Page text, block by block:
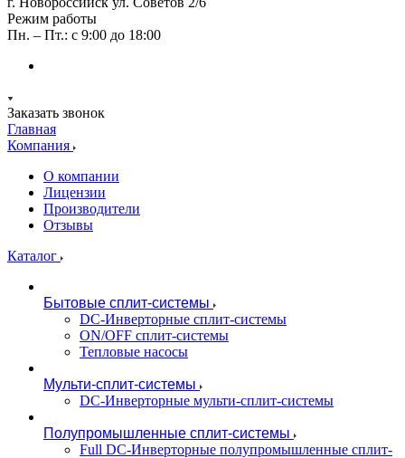
Режим работы
Пн. – Пт.: с 9:00 до 18:00
Заказать звонок
Главная
Компания
О компании
Лицензии
Производители
Отзывы
Каталог
Бытовые сплит-системы
DC-Инверторные сплит-системы
ON/OFF сплит-системы
Тепловые насосы
Мульти-сплит-системы
DC-Инверторные мульти-сплит-системы
Полупромышленные сплит-системы
Full DC-Инверторные полупромышленные сплит-